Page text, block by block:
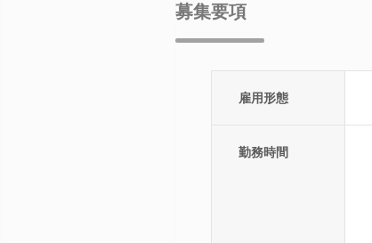
募集要項
雇用形態
勤務時間